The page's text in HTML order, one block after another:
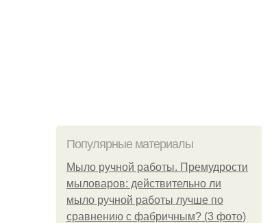
Популярные материалы
Мыло ручной работы. Премудрости
мыловаров: действительно ли
мыло ручной работы лучше по
сравнению с фабричным? (3 фото)